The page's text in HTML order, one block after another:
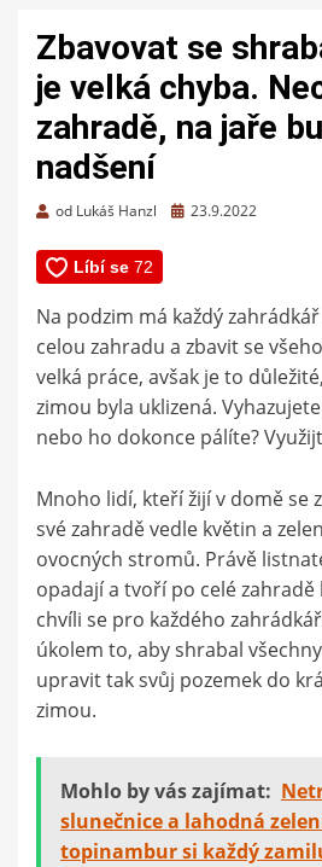
Zbavovat se
je velká chyba.
zahradě, na jaře
nadšení
od Lukáš Hanzl
Zveřejněno
23.9.2022
Na podzim má každý
celou zahradu a zbavit se
velká práce, avšak je to
zimou byla uklizená.
nebo ho dokonce pálíte?
Mnoho lidí, kteří žijí v domě se
své zahradě vedle květin a
ovocných stromů. Právě
opadají a tvoří po celé
chvíli se pro každého
úkolem to, aby shrabal
upravit tak svůj pozemek do
zimou.
Mohlo by vás zajímat:
slunečnice a lahodná
topinambur si každý